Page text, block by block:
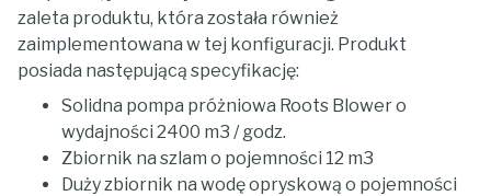
zaleta produktu, która została również
zaimplementowana w tej konfiguracji. Produkt
posiada następującą specyfikację:
Solidna pompa próżniowa Roots Blower o
wydajności 2400 m3 / godz.
Zbiornik na szlam o pojemności 12 m3
Duży zbiornik na wodę opryskową o pojemności